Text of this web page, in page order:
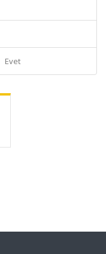
Evet